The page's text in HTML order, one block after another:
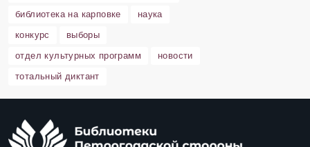
библиотека на карповке
наука
конкурс
выборы
отдел культурных программ
новости
тотальный диктант